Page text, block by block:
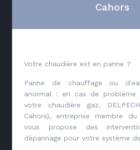
Cahors
Votre chaudière est en panne ?
Panne de chauffage ou
anormal : en cas de problème
votre chaudière gaz,
Cahors), entreprise membre du
vous propose des
dépannage pour votre système